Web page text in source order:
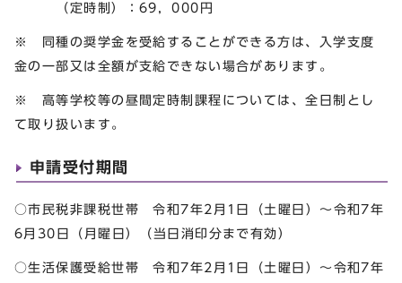
（定時制）：69，000円
※ 同種の奨学金を受給することができる方は、入学支度
金の一部又は全額が支給できない場合があります。
※ 高等学校等の昼間定時制課程については、全日制とし
て取り扱います。
申請受付期間
○市民税非課税世帯 令和7年2月1日（土曜日）～令和7年
6月30日（月曜日）（当日消印分まで有効）
○生活保護受給世帯 令和7年2月1日（土曜日）～令和7年